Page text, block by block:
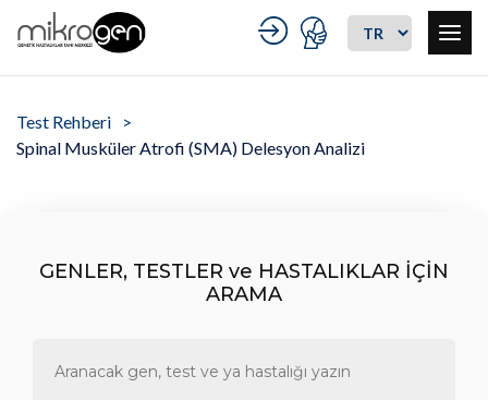
Test Rehberi
Spinal Musküler Atrofi (SMA) Delesyon Analizi
GENLER, TESTLER ve HASTALIKLAR İÇİN
ARAMA